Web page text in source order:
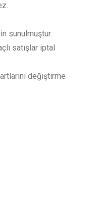
sunulmuştur.
satışlar iptal
değiştirme